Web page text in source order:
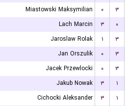
Miastowski Maksymilian
۰ ۳
Lach Marcin
۳ ۰
Jaroslaw Rolak
۱ ۳
Jan Orszulik
۰ ۳
Jacek Przewlocki
۰ ۳
Jakub Nowak
۳ ۱
Cichocki Aleksander
۳ ۱